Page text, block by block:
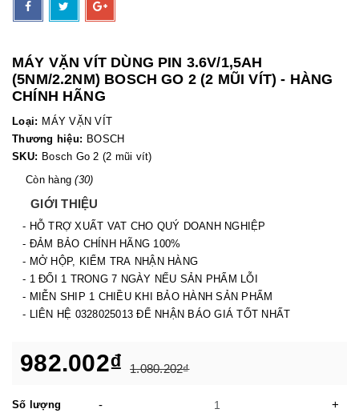
MÁY VẶN VÍT DÙNG PIN 3.6V/1,5AH
(5NM/2.2NM) BOSCH GO 2 (2 MŨI VÍT) - HÀNG
CHÍNH HÃNG
Loại: MÁY VẶN VÍT
Thương hiệu: BOSCH
SKU: Bosch Go 2 (2 mũi vít)
Còn hàng(30)
GIỚI THIỆU
- HỖ TRỢ XUẤT VAT CHO QUÝ DOANH NGHIỆP
- ĐẢM BẢO CHÍNH HÃNG 100%
- MỞ HỘP, KIỂM TRA NHẬN HÀNG
- 1 ĐỔI 1 TRONG 7 NGÀY NẾU SẢN PHẨM LỖI
- MIỄN SHIP 1 CHIỀU KHI BẢO HÀNH SẢN PHẨM
- LIÊN HỆ 0328025013 ĐỂ NHẬN BÁO GIÁ TỐT NHẤT
982.002₫ 1.080.202₫
Số lượng - +